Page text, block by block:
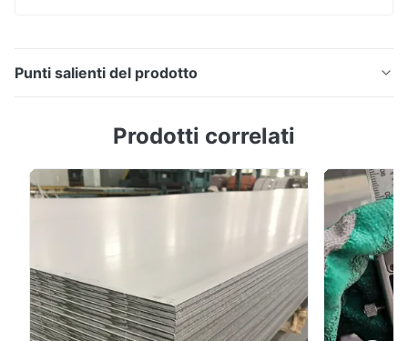
Punti salienti del prodotto
ASTM JIS 410 414 420 304 316 con finitura a
nostre lamiere in acciaio inossidabile presentano
superfici lisce, elevata plasticità, tenacità e resistenza
meccanica. Offrono un'eccellente resistenza alla ...
Prodotti correlati